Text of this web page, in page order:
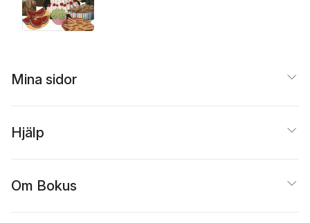
Mina sidor
Hjälp
Om Bokus